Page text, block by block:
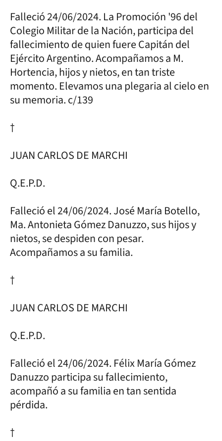
Falleció 24/06/2024. La Promoción '96 del
Colegio Militar de la Nación, participa del
fallecimiento de quien fuere Capitán del
Ejército Argentino. Acompañamos a M.
Hortencia, hijos y nietos, en tan triste
momento. Elevamos una plegaria al cielo en
su memoria. c/139
†
JUAN CARLOS DE MARCHI
Q.E.P.D.
Falleció el 24/06/2024. José María Botello,
Ma. Antonieta Gómez Danuzzo, sus hijos y
nietos, se despiden con pesar.
Acompañamos a su familia.
†
JUAN CARLOS DE MARCHI
Q.E.P.D.
Falleció el 24/06/2024. Félix María Gómez
Danuzzo participa su fallecimiento,
acompañó a su familia en tan sentida
pérdida.
†